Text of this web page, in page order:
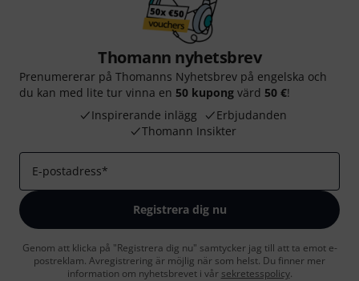
Thomann nyhetsbrev
Prenumererar på Thomanns Nyhetsbrev på engelska och
du kan med lite tur vinna en 50 kupong värd 50 €!
Inspirerande inlägg
Erbjudanden
Thomann Insikter
E-postadress*
Registrera dig nu
Genom att klicka på "Registrera dig nu" samtycker jag till att ta emot e-
postreklam. Avregistrering är möjlig när som helst. Du finner mer
information om nyhetsbrevet i vår sekretesspolicy.